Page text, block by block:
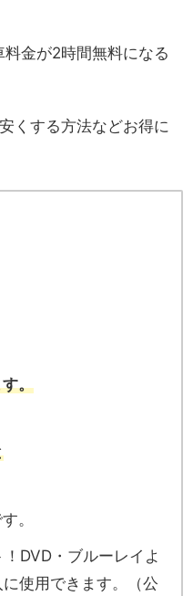
金が2時間無料になる
くする方法などお得に
。
。
DVD・ブルーレイよ
使用できます。（公